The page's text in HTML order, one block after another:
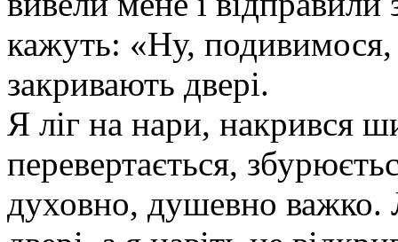
кажуть: «Ну, подивимося,
закривають двері.
Я ліг на нари, накрився
перевертається,
духовно, душевно